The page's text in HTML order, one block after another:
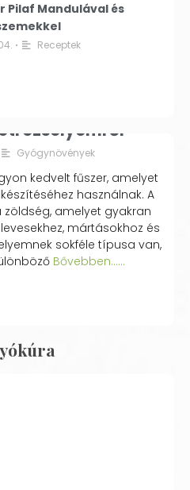
Pilaf Mandulával és
• Receptek
Gyógynövények
kedvelt fűszer, amelyet
használnak. A
amelyet gyakran
mártásokhoz és
sokféle típusa van,
Bővebben...…